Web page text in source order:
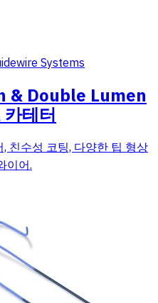
Systems
& Double Lumen
테터
친수성 코팅, 다양한 팁 형상
이어.